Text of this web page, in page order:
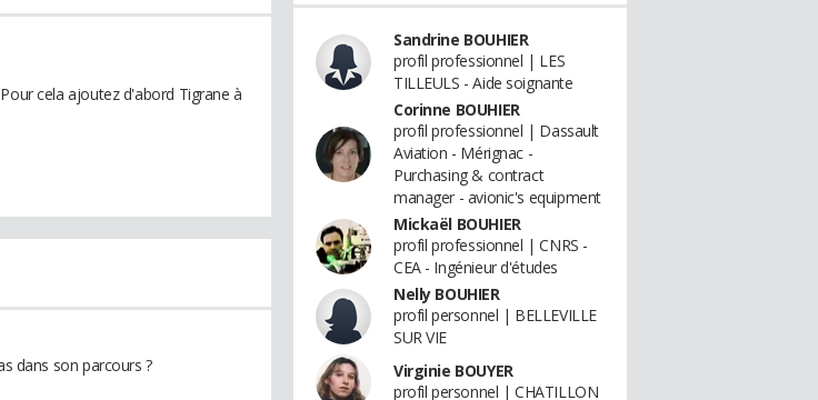
cela ajoutez d'abord Tigrane à
dans son parcours ?
Sandrine BOUHIER
profil professionnel | LES
TILLEULS - Aide soignante
Corinne BOUHIER
profil professionnel | Dassault
Aviation - Mérignac -
Purchasing & contract
manager - avionic's equipment
Mickaël BOUHIER
profil professionnel | CNRS -
CEA - Ingénieur d'études
Nelly BOUHIER
profil personnel | BELLEVILLE
SUR VIE
Virginie BOUYER
profil personnel | CHATILLON